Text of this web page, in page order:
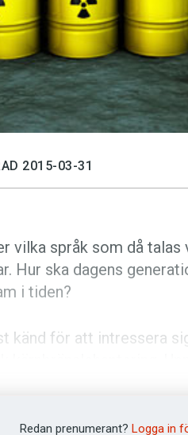
Språktidningen
2015-03-31
vilka språk som då talas
Hur ska dagens
i tiden?
känd för att intressera
Redan prenumerant? Logga in